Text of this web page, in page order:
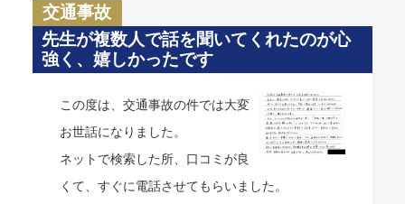
交通事故
先生が複数人で話を聞いてくれたのが心
強く、嬉しかったです
この度は、交通事故の件では大変
お世話になりました。
ネットで検索した所、口コミが良
くて、すぐに電話させてもらいました。